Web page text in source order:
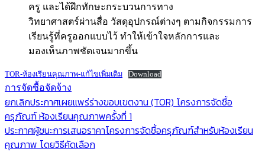
ครู และได้ฝึกทักษะกระบวนการทาง
วิทยาศาสตร์ผ่านสื่อ วัสดุอุปกรณ์ต่างๆ ตามกิจกรรมการ
เรียนรู้ที่ครูออกแบบไว้ ทำให้เข้าใจหลักการและ
มองเห็นภาพชัดเจนมากขึ้น
TOR-ห้องเรียนคุณภาพ-แก้ไขเพิ่มเติม Download
การจัดซื้อจัดจ้าง
แนะแนว
เรื่อง
ยกเลิกประกาศเผยแพร่ร่างขอบเขตงาน (TOR) โครงการจัดซื้อ
ครุภัณฑ์ ห้องเรียนคุณภาพครั้งที่ 1
ประกาศผู้ชนะการเสนอราคาโครงการจัดซื้อครุภัณฑ์สำหรับห้องเรียน
คุณภาพ โดยวิธีคัดเลือก